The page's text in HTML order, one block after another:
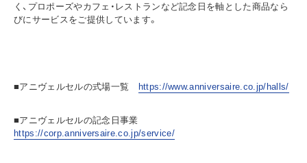
く、プロポーズやカフェ・レストランなど記念日を軸とした商品なら
びにサービスをご提供しています。
■アニヴェルセルの式場一覧 https://www.anniversaire.co.jp/halls/
■アニヴェルセルの記念日事業
https://corp.anniversaire.co.jp/service/